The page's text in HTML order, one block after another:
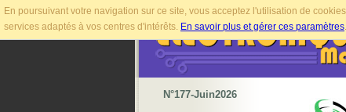
En poursuivant votre navigation sur ce site, vous acceptez l'utilisation de
services adaptés à vos centres d'intérêts. En savoir plus et gérer ces paramètres.
N°177-Juin2026